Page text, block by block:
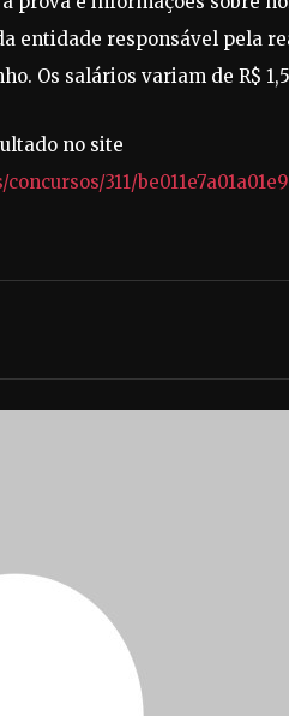
entidade responsável pela
Os salários variam de R$
no site
311/